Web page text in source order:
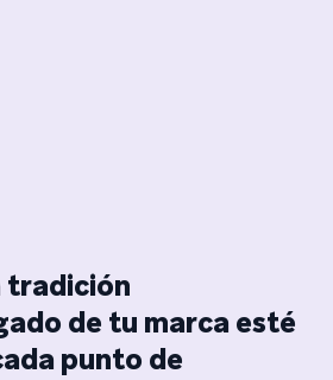
tradición
de tu marca esté
punto de